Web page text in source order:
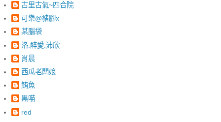
古里古氣~四合院
可樂@豬腳x
某腦袋
洛.醉愛.沛欣
肖晨
西瓜老闆娘
鮪魚
黒喵
red